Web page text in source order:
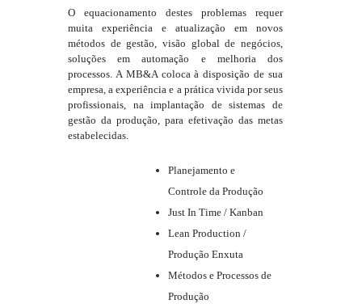
O equacionamento destes problemas requer
muita experiência e atualização em novos
métodos de gestão, visão global de negócios,
soluções em automação e melhoria dos
processos. A MB&A coloca à disposição de sua
empresa, a experiência e a prática vivida por seus
profissionais, na implantação de sistemas de
gestão da produção, para efetivação das metas
estabelecidas.
Planejamento e
Controle da Produção
Just In Time / Kanban
Lean Production /
Produção Enxuta
Métodos e Processos de
Produção